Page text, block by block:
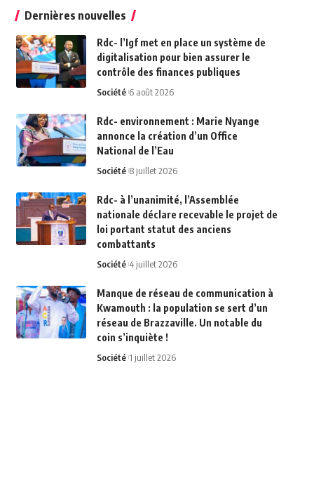
Dernières nouvelles
Rdc- l’Igf met en place un système de
digitalisation pour bien assurer le
contrôle des finances publiques
Société 6 août 2026
Rdc- environnement : Marie Nyange
annonce la création d’un Office
National de l’Eau
Société 8 juillet 2026
Rdc- à l’unanimité, l’Assemblée
nationale déclare recevable le projet de
loi portant statut des anciens
combattants
Société 4 juillet 2026
Manque de réseau de communication à
Kwamouth : la population se sert d’un
réseau de Brazzaville. Un notable du
coin s’inquiète !
Société 1 juillet 2026